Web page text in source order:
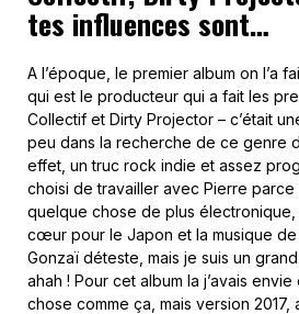
tes influences sont…
A l’époque, le premier album on l’a
qui est le producteur qui a fait les
Collectif et Dirty Projector – c’était
peu dans la recherche de ce genre
effet, un truc rock indie et assez
choisi de travailler avec Pierre parce
quelque chose de plus
cœur pour le Japon et la musique de
Gonzaï déteste, mais je suis un
ahah ! Pour cet album la j’avais
chose comme ça, mais version